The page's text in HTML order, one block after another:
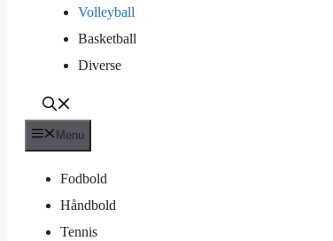
Volleyball
Basketball
Diverse
Menu
Fodbold
Håndbold
Tennis